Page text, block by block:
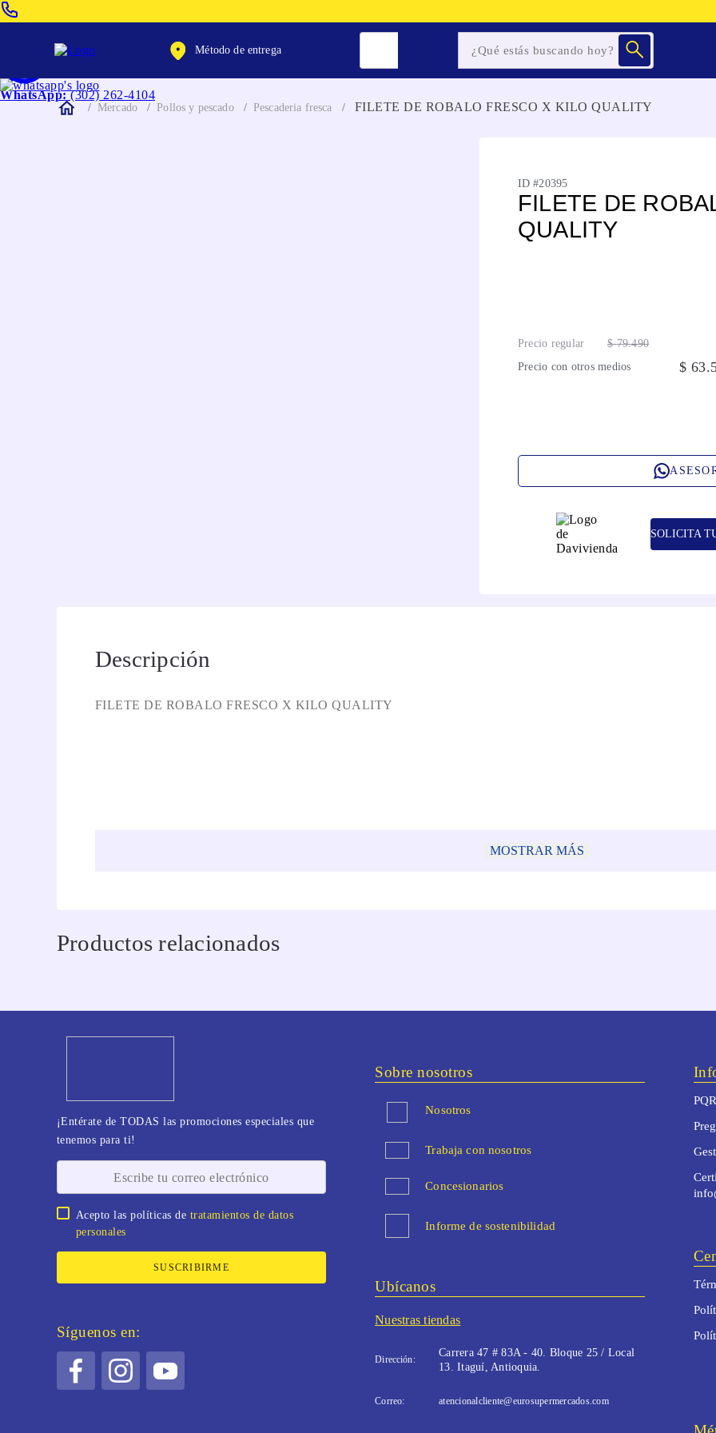
WhatsApp: (302) 262-4104
Método de entrega
Mercado Pollos y pescado Pescaderia fresca FILETE DE ROBALO FRESCO X KILO QUALITY
ID #20395
FILETE DE
QUALITY
Precio regular $ 79.490
Precio con otros medios
$ 63.
SOLICITA
Descripción
FILETE DE ROBALO FRESCO X KILO QUALITY
MOSTRAR MÁS
Productos relacionados
¡Entérate de TODAS las promociones especiales que
tenemos para ti!
Acepto las políticas de tratamientos de datos
personales
SUSCRIBIRME
Síguenos en:
Sobre nosotros
Nosotros
Trabaja con nosotros
Concesionarios
Informe de sostenibilidad
Ubícanos
Nuestras tiendas
Dirección:
Carrera 47 # 83A - 40. Bloque 25 / Local
13. Itaguí, Antioquia.
Correo: atencionalcliente@eurosupermercados.com